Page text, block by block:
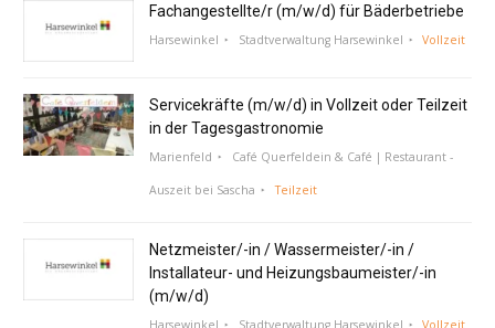
Fachangestellte/r (m/w/d) für Bäderbetriebe
Harsewinkel Stadtverwaltung Harsewinkel Vollzeit
Servicekräfte (m/w/d) in Vollzeit oder Teilzeit
in der Tagesgastronomie
Marienfeld Café Querfeldein & Café | Restaurant -
Auszeit bei Sascha Teilzeit
Netzmeister/-in / Wassermeister/-in /
Installateur- und Heizungsbaumeister/-in
(m/w/d)
Harsewinkel Stadtverwaltung Harsewinkel Vollzeit